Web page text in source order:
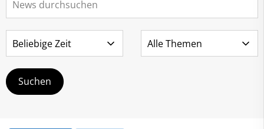
Leistungs- & Wettkampfsport
Schwimmen lernen
Sportentwicklung
Service
Vereinsfinder
Lizenzwesen
Zentrale Hinweisstelle
Anti-Doping
Recht auf sicheren Schwimmsport
Abteilungen